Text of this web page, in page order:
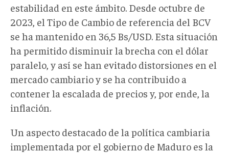
estabilidad en este ámbito. Desde octubre de
2023, el Tipo de Cambio de referencia del BCV
se ha mantenido en 36,5 Bs/USD. Esta situación
ha permitido disminuir la brecha con el dólar
paralelo, y así se han evitado distorsiones en el
mercado cambiario y se ha contribuido a
contener la escalada de precios y, por ende, la
inflación.
Un aspecto destacado de la política cambiaria
implementada por el gobierno de Maduro es la